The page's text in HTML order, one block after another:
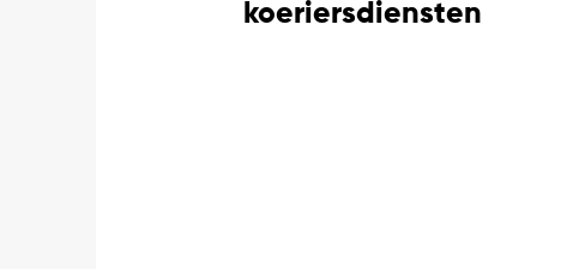
koeriersdiensten